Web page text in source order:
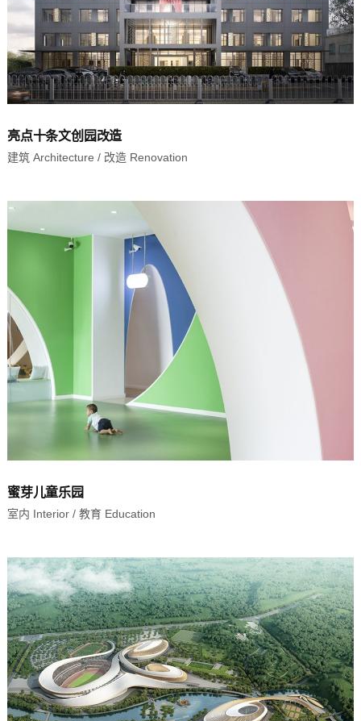
亮点十条文创园改造
建筑 Architecture / 改造 Renovation
蜜芽儿童乐园
室内 Interior/ 教育 Education